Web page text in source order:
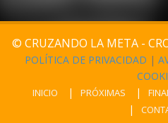
© CRUZANDO LA META -
POLÍTICA DE PRIVACIDAD |
INICIO PRÓXIMAS